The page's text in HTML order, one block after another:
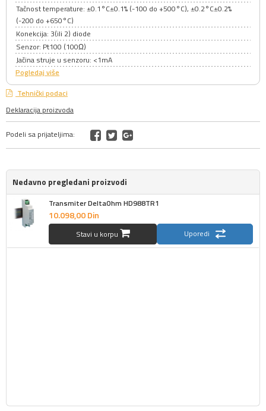
Tačnost temperature: ±0.1°C±0.1% (-100 do +500°C), ±0.2°C±0.2%
(-200 do +650°C)
Konekcija: 3(ili 2) diode
Senzor: Pt100 (100Ω)
Jačina struje u senzoru: <1mA
Pogledaj više
Tehnički podaci
Deklaracija proizvoda
Podeli sa prijateljima:
Nedavno pregledani proizvodi
Transmiter DeltaOhm HD988TR1
10.098,00Din
Stavi u korpu Uporedi